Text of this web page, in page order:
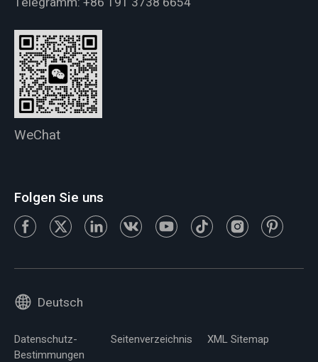
WeChat
Folgen Sie uns
Deutsch
Datenschutz-
Bestimmungen
Seitenverzeichnis XML Sitemap